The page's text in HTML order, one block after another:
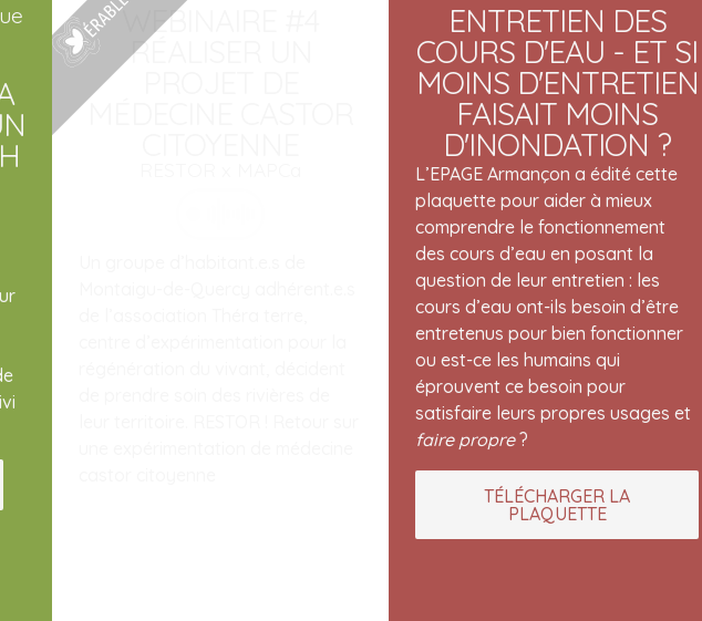
WEBINAIRE #4
RÉALISER UN
ENTRETIEN DES
COURS D'EAU - ET SI
MOINS D'ENTRETIEN
FAISAIT MOINS
D'INONDATION ?
L’EPAGE Armançon a édité cette
plaquette pour aider à mieux
comprendre le fonctionnement
des cours d’eau en posant la
question de leur entretien : les
cours d’eau ont-ils besoin d’être
entretenus pour bien fonctionner
ou est-ce les humains qui
éprouvent ce besoin pour
satisfaire leurs propres usages et
faire propre?
TÉLÉCHARGER LA
PLAQUETTE